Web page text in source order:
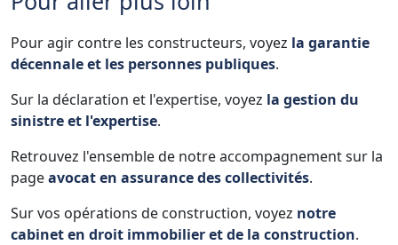
Pour agir contre les constructeurs, voyez la garantie
décennale et les personnes publiques.
Sur la déclaration et l'expertise, voyez la gestion du
sinistre et l'expertise.
Retrouvez l'ensemble de notre accompagnement sur la
pageavocat en assurance des collectivités.
Sur vos opérations de construction, voyez notre
cabinet en droit immobilier et de la construction.